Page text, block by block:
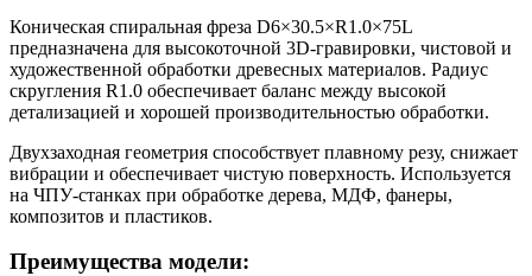
Коническая спиральная фреза D6×30.5×R1.0×75L
предназначена для высокоточной 3D-гравировки, чистовой и
художественной обработки древесных материалов. Радиус
скругления R1.0 обеспечивает баланс между высокой
детализацией и хорошей производительностью обработки.
Двухзаходная геометрия способствует плавному резу, снижает
вибрации и обеспечивает чистую поверхность. Используется
на ЧПУ-станках при обработке дерева, МДФ, фанеры,
композитов и пластиков.
Преимущества модели: